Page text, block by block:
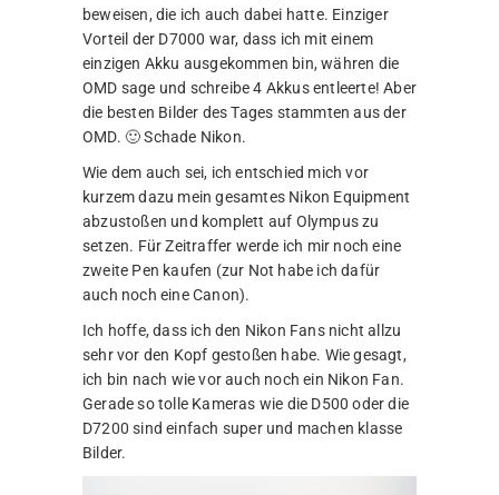
beweisen, die ich auch dabei hatte. Einziger
Vorteil der D7000 war, dass ich mit einem
einzigen Akku ausgekommen bin, währen die
OMD sage und schreibe 4 Akkus entleerte! Aber
die besten Bilder des Tages stammten aus der
OMD. 🙂 Schade Nikon.
Wie dem auch sei, ich entschied mich vor
kurzem dazu mein gesamtes Nikon Equipment
abzustoßen und komplett auf Olympus zu
setzen. Für Zeitraffer werde ich mir noch eine
zweite Pen kaufen (zur Not habe ich dafür
auch noch eine Canon).
Ich hoffe, dass ich den Nikon Fans nicht allzu
sehr vor den Kopf gestoßen habe. Wie gesagt,
ich bin nach wie vor auch noch ein Nikon Fan.
Gerade so tolle Kameras wie die D500 oder die
D7200 sind einfach super und machen klasse
Bilder.